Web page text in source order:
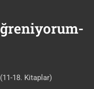
18. Kitaplar)